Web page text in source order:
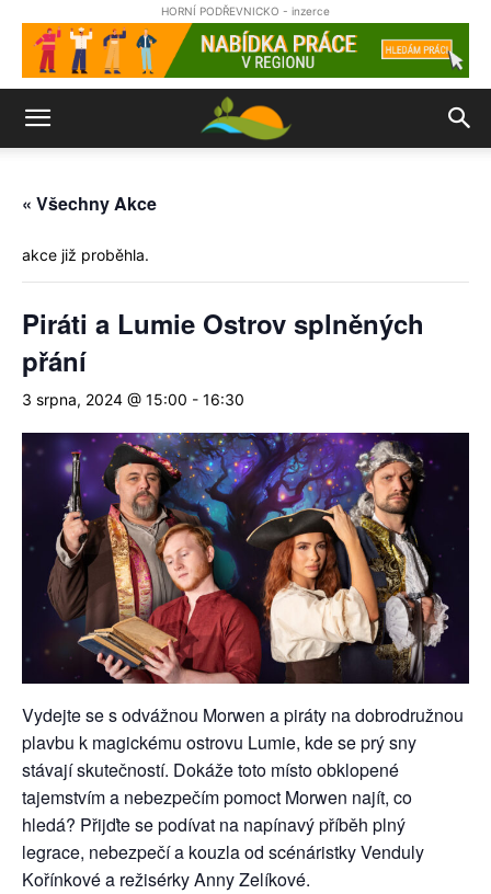
HORNÍ PODŘEVNICKO - inzerce
« Všechny Akce
akce již proběhla.
Piráti a Lumie Ostrov splněných
přání
3 srpna, 2024 @ 15:00 - 16:30
Vydejte se s odvážnou Morwen a piráty na dobrodružnou
plavbu k magickému ostrovu Lumie, kde se prý sny
stávají skutečností. Dokáže toto místo obklopené
tajemstvím a nebezpečím pomoct Morwen najít, co
hledá? Přijďte se podívat na napínavý příběh plný
legrace, nebezpečí a kouzla od scénáristky Venduly
Kořínkové a režisérky Anny Zelíkové.